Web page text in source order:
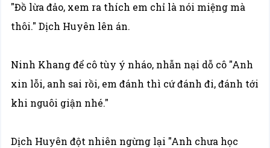
"Đồ lừa đảo, xem ra thích em chỉ là nói miệng mà
thôi." Dịch Huyên lên án.
Ninh Khang để cô tùy ý nháo, nhẫn nại dỗ cô "Anh
xin lỗi, anh sai rồi, em đánh thì cứ đánh đi, đánh tới
khi nguôi giận nhé."
Dịch Huyên đột nhiên ngừng lại "Anh chưa học